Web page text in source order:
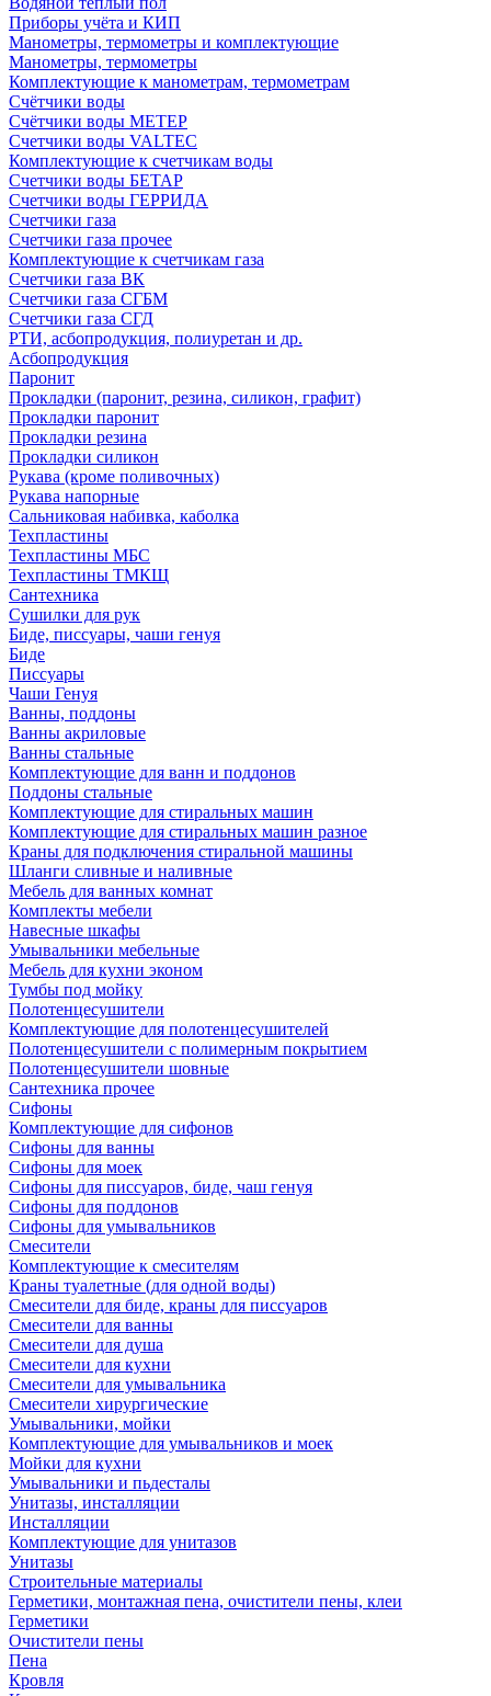
Приборы учёта и КИП
Манометры, термометры и комплектующие
Манометры, термометры
Комплектующие к манометрам, термометрам
Счётчики воды
Счётчики воды МЕТЕР
Счетчики воды VALTEC
Комплектующие к счетчикам воды
Счетчики воды БЕТАР
Счетчики воды ГЕРРИДА
Счетчики газа
Счетчики газа прочее
Комплектующие к счетчикам газа
Счетчики газа ВК
Счетчики газа СГБМ
Счетчики газа СГД
РТИ, асбопродукция, полиуретан и др.
Асбопродукция
Паронит
Прокладки (паронит, резина, силикон, графит)
Прокладки паронит
Прокладки резина
Прокладки силикон
Рукава (кроме поливочных)
Рукава напорные
Сальниковая набивка, каболка
Техпластины
Техпластины МБС
Техпластины ТМКЩ
Сантехника
Сушилки для рук
Биде, писсуары, чаши генуя
Биде
Писсуары
Чаши Генуя
Ванны, поддоны
Ванны акриловые
Ванны стальные
Комплектующие для ванн и поддонов
Поддоны стальные
Комплектующие для стиральных машин
Комплектующие для стиральных машин разное
Краны для подключения стиральной машины
Шланги сливные и наливные
Мебель для ванных комнат
Комплекты мебели
Навесные шкафы
Умывальники мебельные
Мебель для кухни эконом
Тумбы под мойку
Полотенцесушители
Комплектующие для полотенцесушителей
Полотенцесушители с полимерным покрытием
Полотенцесушители шовные
Сантехника прочее
Сифоны
Комплектующие для сифонов
Сифоны для ванны
Сифоны для моек
Сифоны для писсуаров, биде, чаш генуя
Сифоны для поддонов
Сифоны для умывальников
Смесители
Комплектующие к смесителям
Краны туалетные (для одной воды)
Смесители для биде, краны для писсуаров
Смесители для ванны
Смесители для душа
Смесители для кухни
Смесители для умывальника
Смесители хирургические
Умывальники, мойки
Комплектующие для умывальников и моек
Мойки для кухни
Умывальники и пьдесталы
Унитазы, инсталляции
Инсталляции
Комплектующие для унитазов
Унитазы
Строительные материалы
Герметики, монтажная пена, очистители пены, клеи
Герметики
Очистители пены
Пена
Кровля